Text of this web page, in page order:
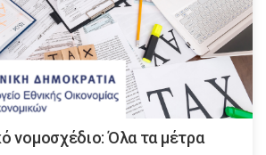
νομοσχέδιο: Όλα τα μέτρα